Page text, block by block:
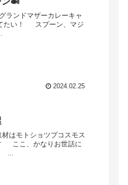
ンドマザーカレーキャ
たい！ スプーン、マジ
2024.02.25
はモトショツプコスモス
ここ、かなりお世話に
...